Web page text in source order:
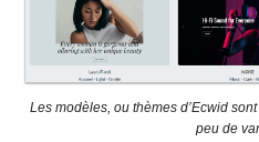
Les modèles, ou thèmes d’Ecwid
peu de